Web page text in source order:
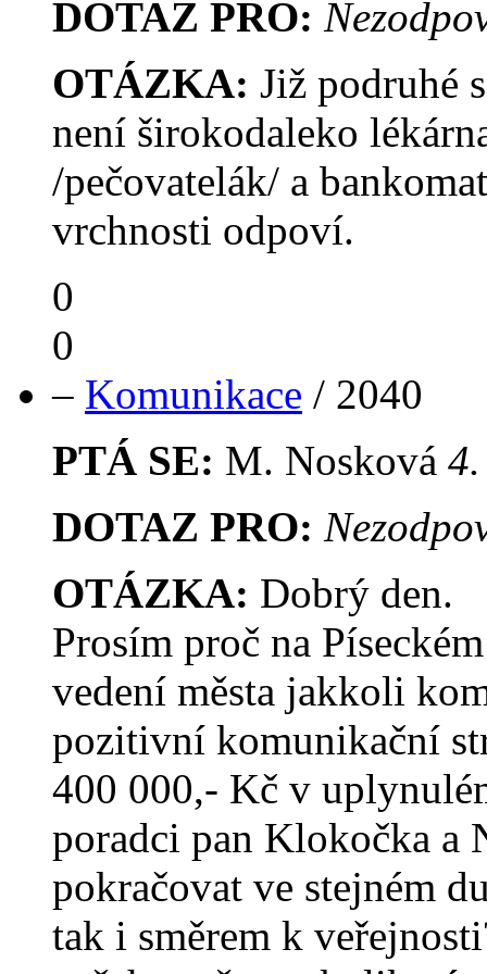
DOTAZ PRO:
OTÁZKA: Již podruhé
není širokodaleko
/pečovatelák/ a
vrchnosti odpoví.
0
0
– Komunikace / 2040
PTÁ SE: M. Nosková
DOTAZ PRO:
OTÁZKA: Dobrý den.
Prosím proč na
vedení města jakkoli
pozitivní komunikační
400 000,- Kč v
poradci pan Klokočka a
pokračovat ve stejném
tak i směrem k